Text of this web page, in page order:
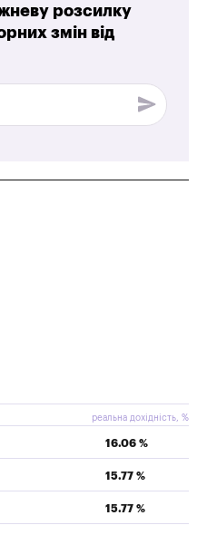
розсилку
змін від
реальна дохідність, %
16.06 %
15.77 %
15.77 %